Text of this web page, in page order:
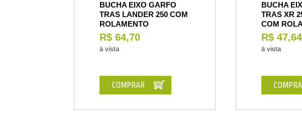
BUCHA EIXO GARFO
TRAS LANDER 250 COM
ROLAMENTO
R$ 64,70
à vista
COMPRAR
BUCHA
TRAS XR
COM
R$ 47,64
à vista